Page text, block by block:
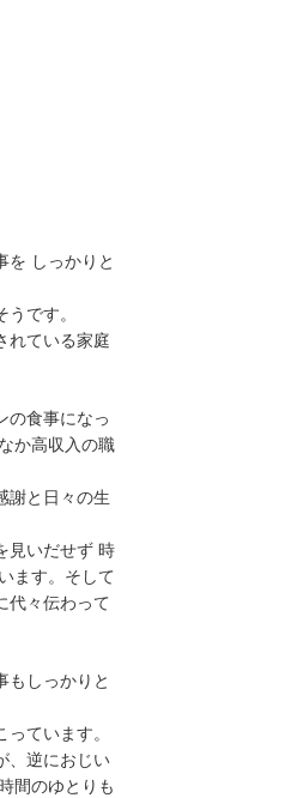
を しっかりと
です。
れている家庭
の食事になっ
か高収入の職
謝と日々の生
見いだせず 時
ます。そして
代々伝わって
もしっかりと
ています。
、逆におじい
間のゆとりも